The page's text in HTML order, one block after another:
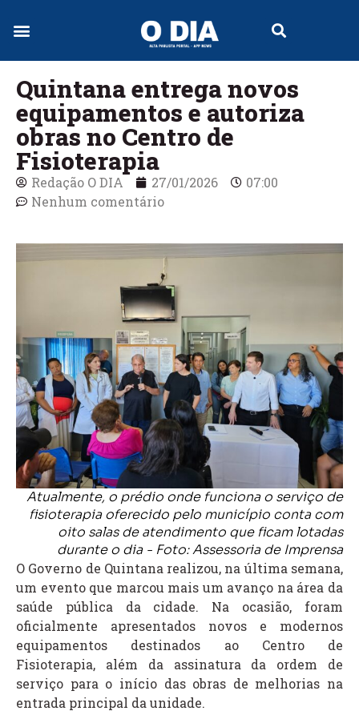
Quintana entrega novos
equipamentos e autoriza
obras no Centro de
Fisioterapia
Redação O DIA 27/01/2026
07:00
Nenhum comentário
Atualmente, o prédio onde funciona o serviço de
fisioterapia oferecido pelo município conta com
oito salas de atendimento que ficam lotadas
durante o dia - Foto: Assessoria de Imprensa
O Governo de Quintana realizou, na última semana,
um evento que marcou mais um avanço na área da
saúde pública da cidade. Na ocasião, foram
oficialmente apresentados novos e modernos
equipamentos destinados ao Centro de
Fisioterapia, além da assinatura da ordem de
serviço para o início das obras de melhorias na
entrada principal da unidade.